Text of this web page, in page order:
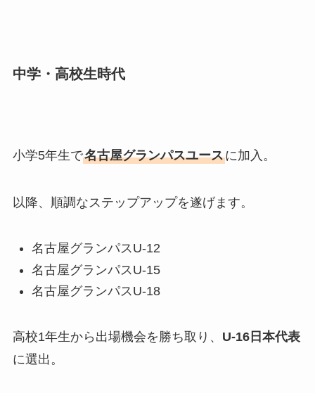
中学・高校生時代
小学5年生で名古屋グランパスユースに加入。
以降、順調なステップアップを遂げます。
名古屋グランパスU-12
名古屋グランパスU-15
名古屋グランパスU-18
高校1年生から出場機会を勝ち取り、 U-16日本代表
に選出。